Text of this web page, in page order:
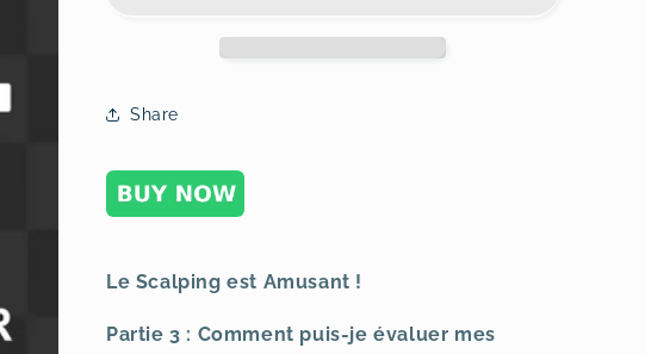
Share
Le Scalping est Amusant !
Partie 3 : Comment puis-je évaluer mes